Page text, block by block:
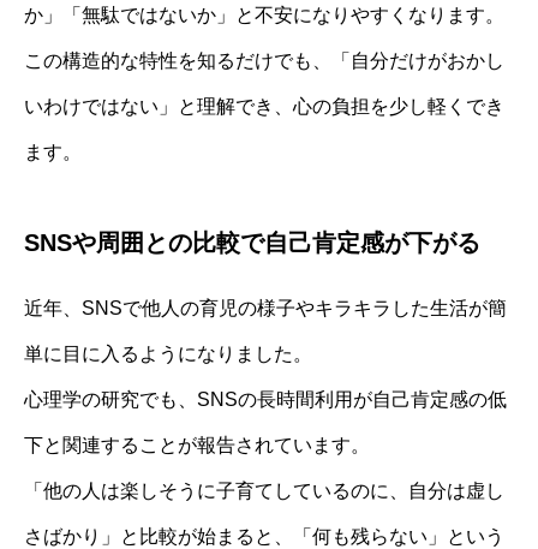
か」「無駄ではないか」と不安になりやすくなります。
この構造的な特性を知るだけでも、「自分だけがおかし
いわけではない」と理解でき、心の負担を少し軽くでき
ます。
SNSや周囲との比較で自己肯定感が下がる
近年、SNSで他人の育児の様子やキラキラした生活が簡
単に目に入るようになりました。
心理学の研究でも、SNSの長時間利用が自己肯定感の低
下と関連することが報告されています。
「他の人は楽しそうに子育てしているのに、自分は虚し
さばかり」と比較が始まると、「何も残らない」という